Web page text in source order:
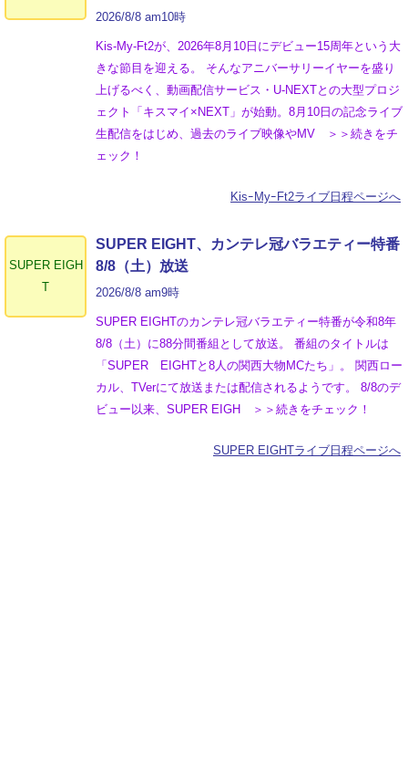
2026/8/8 am10時
Kis-My-Ft2が、2026年8月10日にデビュー15周年という大
きな節目を迎える。 そんなアニバーサリーイヤーを盛り
上げるべく、動画配信サービス・U-NEXTとの大型プロジ
ェクト「キスマイ×NEXT」が始動。8月10日の記念ライブ
生配信をはじめ、過去のライブ映像やMV ＞＞続きをチ
ェック！
KisｰMyｰFt2ライブ日程ページへ
SUPER EIGH
T
SUPER EIGHT、カンテレ冠バラエティー特番
8/8（土）放送
2026/8/8 am9時
SUPER EIGHTのカンテレ冠バラエティー特番が令和8年
8/8（土）に88分間番組として放送。 番組のタイトルは
「SUPER EIGHTと8人の関西大物MCたち」。 関西ロー
カル、TVerにて放送または配信されるようです。 8/8のデ
ビュー以来、SUPER EIGH ＞＞続きをチェック！
SUPER EIGHTライブ日程ページへ